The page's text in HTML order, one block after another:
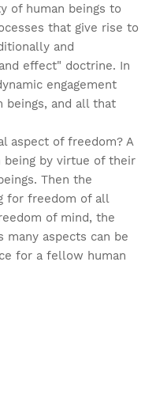
of human beings to
that give rise to
and
effect" doctrine. In
engagement
and all that
aspect of freedom? A
being by virtue of their
Then the
for freedom of all
of mind, the
aspects can be
for a fellow human